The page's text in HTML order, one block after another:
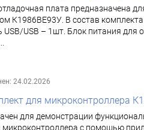
плата предназначена
К1986ВЕ93У. В состав
USB/USB – 1шт. Блок питания
24.02.2026
для микроконтроллера
для демонстрации
с помощью